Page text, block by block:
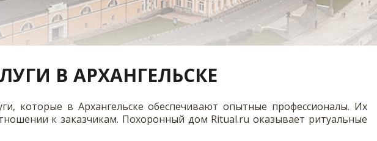
В АРХАНГЕЛЬСКЕ
которые в Архангельске обеспечивают опытные профессионалы. Их
к заказчикам. Похоронный дом Ritual.ru оказывает ритуальные